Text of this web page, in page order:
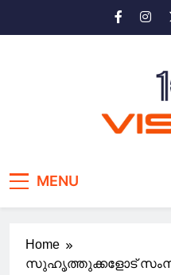
MENU
Home
സുഹൃത്തുക്കളോട്